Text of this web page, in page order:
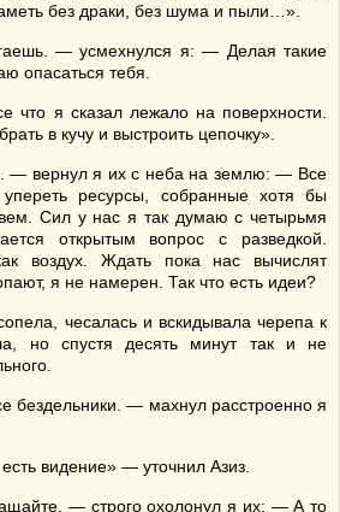
без драки, без шума и пыли…».
— усмехнулся я: — Делая такие
опасаться тебя.
что я сказал лежало на поверхности.
в кучу и выстроить цепочку».
— вернул я их с неба на землю: — Все
ресурсы, собранные хотя бы
Сил у нас я так думаю с четырьмя
открытым вопрос с разведкой.
воздух. Ждать пока нас вычислят
я не намерен. Так что есть идеи?
чесалась и вскидывала черепа к
но спустя десять минут так и не
бездельники. — махнул расстроенно я
видение» — уточнил Азиз.
— строго охолонул я их: — А то